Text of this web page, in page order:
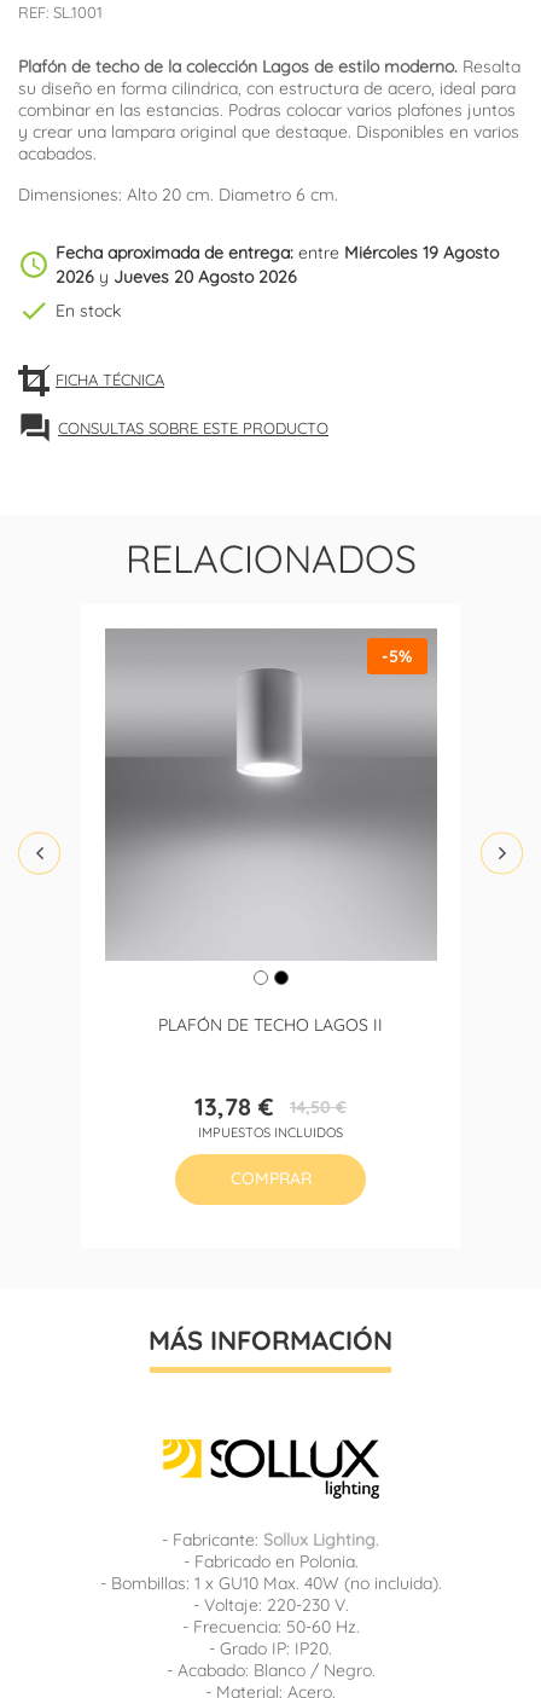
REF: SL.1001
Plafón de techo de la colección Lagos de estilo moderno. Resalta
su diseño en forma cilindrica, con estructura de acero, ideal para
combinar en las estancias. Podras colocar varios plafones juntos
y crear una lampara original que destaque. Disponibles en varios
acabados.
Dimensiones: Alto 20 cm. Diametro 6 cm.
schedule Fecha aproximada de entrega: entre Miércoles 19 Agosto
2026 y Jueves 20 Agosto 2026
check En stock
FICHA TÉCNICA
forum CONSULTAS SOBRE ESTE PRODUCTO
RELACIONADOS
PLAFÓN DE TECHO LAGOS II
Precio
13,78 €Precio
base
14,50 €
IMPUESTOS INCLUIDOS
-5%
COMPRAR
MÁS INFORMACIÓN
- Fabricante: Sollux Lighting.
- Fabricado en Polonia.
- Bombillas: 1 x GU10 Max. 40W (no incluida).
- Voltaje: 220-230 V.
- Frecuencia: 50-60 Hz.
- Grado IP: IP20.
- Acabado: Blanco / Negro.
- Material: Acero.